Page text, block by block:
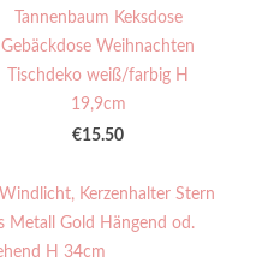
Tannenbaum Keksdose
Gebäckdose Weihnachten
Tischdeko weiß/farbig H
19,9cm
€15.50